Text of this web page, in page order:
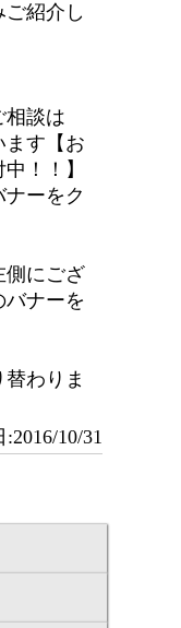
紹介し
談は
ます【お
！！】
ーをク
側にござ
ナーを
わりま
:2016/10/31